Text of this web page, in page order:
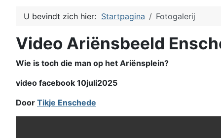
U bevindt zich hier: Startpagina Fotogalerij
Video Ariënsbeeld
Wie is toch die man op het Ariënsplein?
video facebook 10juli2025
Door Tikje Enschede